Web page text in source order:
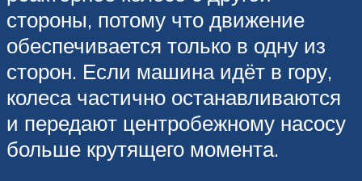
стороны, потому что движение
обеспечивается только в одну из
сторон. Если машина идёт в гору,
колеса частично останавливаются
и передают центробежному насосу
больше крутящего момента.